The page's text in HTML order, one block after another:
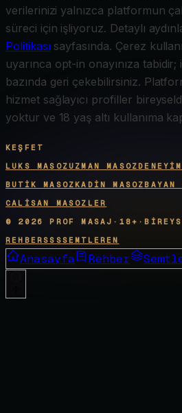
verilerinizi yalnızca platformun
süreci için işliyoruz. Detaylı
Politikası sayfasında. Çerez
uyarınca opt-in onayınıza
bazında geri çekebilirsiniz.
hizmet sağlayıcı profiller
yoktur ve 18 yaş altı kullanıma
KEŞFET
LUKS MASOZUZMAN MASOZ
BUTIK MASOZKADIN MASOZBAYAN
CALISAN MASOZLER
© 2026 PROF MASAJ · 18+ ·
REHBERSSSSEMTLEREN
Anasayfa Rehber